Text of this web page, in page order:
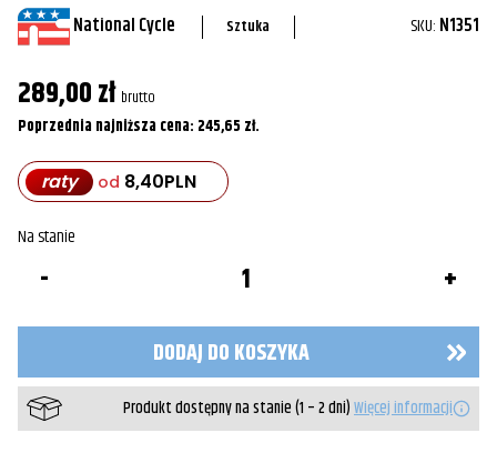
National Cycle Sztuka SKU: N1351
289,00zł brutto
Poprzednia najniższa cena: 245,65 zł.
raty od 8,40PLN
Na stanie
N1351
National
Cycle
DODAJ DO KOSZYKA
Produkt dostępny na stanie (1 – 2 dni)Więcej informacji